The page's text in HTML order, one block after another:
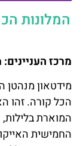
המלונות
מרכז
מידטאון
הכל קורה. זהו
המוארת
החמישית